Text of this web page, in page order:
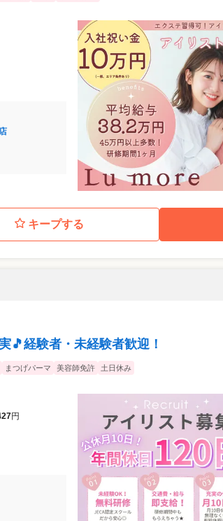
キープする
🎵経験者・未経験者歓迎！
まつげパーマ 美容師免許 土日休み
円